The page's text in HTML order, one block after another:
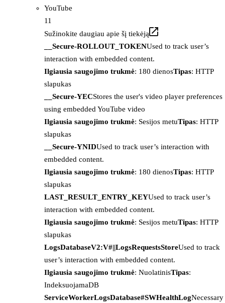
YouTube
11
Sužinokite daugiau apie šį tiekėją
__Secure-ROLLOUT_TOKENUsed to track user’s
interaction with embedded content.
Ilgiausia saugojimo trukmė: 180 dienosTipas: HTTP
slapukas
__Secure-YECStores the user's video player preferences
using embedded YouTube video
Ilgiausia saugojimo trukmė: Sesijos metuTipas: HTTP
slapukas
__Secure-YNIDUsed to track user’s interaction with
embedded content.
Ilgiausia saugojimo trukmė: 180 dienosTipas: HTTP
slapukas
LAST_RESULT_ENTRY_KEYUsed to track user’s
interaction with embedded content.
Ilgiausia saugojimo trukmė: Sesijos metuTipas: HTTP
slapukas
LogsDatabaseV2:V#||LogsRequestsStoreUsed to track
user’s interaction with embedded content.
Ilgiausia saugojimo trukmė: NuolatinisTipas:
IndeksuojamaDB
ServiceWorkerLogsDatabase#SWHealthLogNecessary